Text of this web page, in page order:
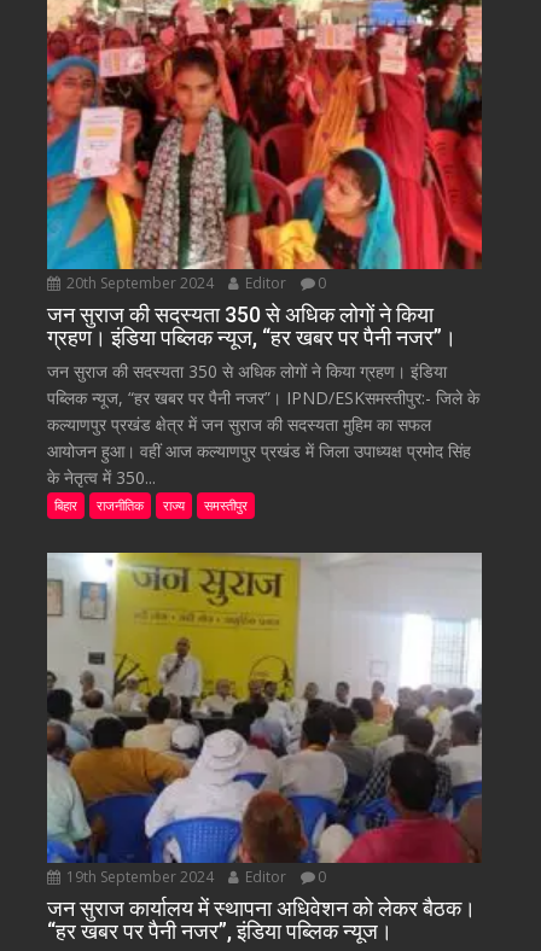
20th September 2024 Editor 0
जन सुराज की सदस्यता 350 से अधिक लोगों ने किया
ग्रहण। इंडिया पब्लिक न्यूज, “हर खबर पर पैनी नजर”।
जन सुराज की सदस्यता 350 से अधिक लोगों ने किया ग्रहण। इंडिया
पब्लिक न्यूज, “हर खबर पर पैनी नजर”। IPND/ESKसमस्तीपुर:- जिले के
कल्याणपुर प्रखंड क्षेत्र में जन सुराज की सदस्यता मुहिम का सफल
आयोजन हुआ। वहीं आज कल्याणपुर प्रखंड में जिला उपाध्यक्ष प्रमोद सिंह
के नेतृत्व में 350...
बिहार राजनीतिक राज्य समस्तीपुर
19th September 2024 Editor 0
जन सुराज कार्यालय में स्थापना अधिवेशन को लेकर बैठक।
“हर खबर पर पैनी नजर”, इंडिया पब्लिक न्यूज।